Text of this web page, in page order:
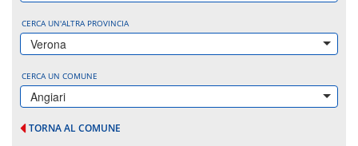
CERCA UN'ALTRA PROVINCIA
Verona
CERCA UN COMUNE
Angiari
TORNA AL COMUNE